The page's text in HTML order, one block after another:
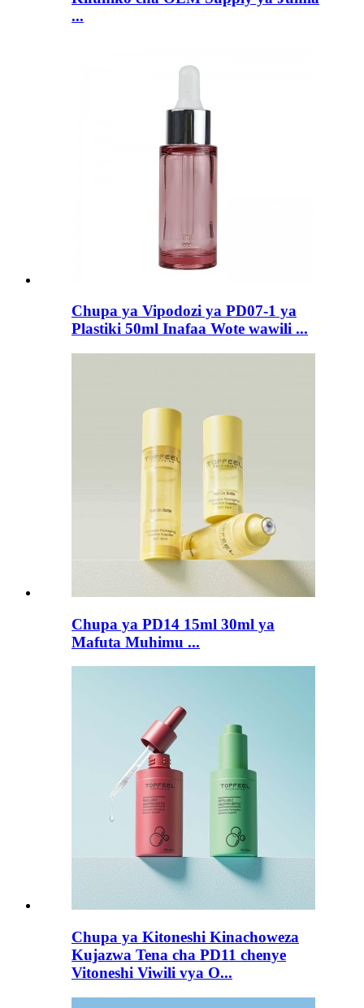
...
Chupa ya Vipodozi ya PD07-1 ya
Plastiki 50ml Inafaa Wote wawili ...
Chupa ya PD14 15ml 30ml ya
Mafuta Muhimu ...
Chupa ya Kitoneshi Kinachoweza
Kujazwa Tena cha PD11 chenye
Vitoneshi Viwili vya O...